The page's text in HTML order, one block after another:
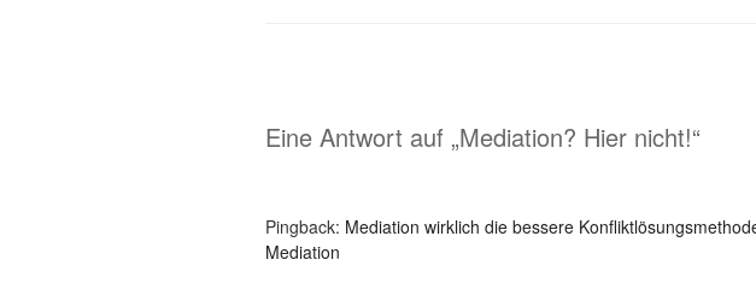
Eine Antwort auf „Mediation? Hier nicht!“
Pingback: Mediation wirklich die bessere
Mediation